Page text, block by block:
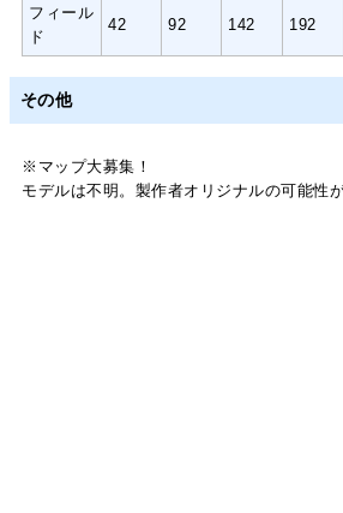
フィール
ド
42 92 142 192
その他
※マップ大募集！
モデルは不明。製作者オリジナルの可能性が